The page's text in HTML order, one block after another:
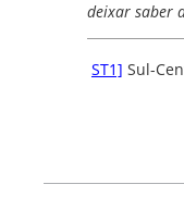
deixar saber
ST1] Sul-